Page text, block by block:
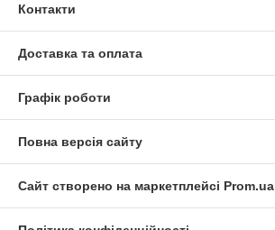
Контакти
Доставка та оплата
Графік роботи
Повна версія сайту
Сайт створено на маркетплейсі Prom.ua